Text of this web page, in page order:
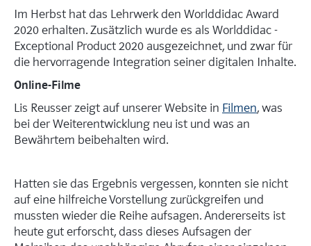
Im Herbst hat das Lehrwerk den World­didac Award
2020 erhalten. ­Zusätzlich wurde es als Worlddidac ­
Exceptional Product 2020 ausgezeichnet, und zwar für
die hervorragende Integration seiner digitalen Inhalte.
Online-Filme
Lis Reusser zeigt auf unserer Website in Filmen, was
bei der Weiterentwicklung neu ist und was an
Bewährtem beibe­halten wird.
Hatten sie das Ergebnis vergessen, konnten sie nicht
auf eine hilfreiche Vorstellung zurückgreifen und
mussten wieder die Reihe aufsagen. Andererseits ist
heute gut erforscht, dass dieses Aufsagen der